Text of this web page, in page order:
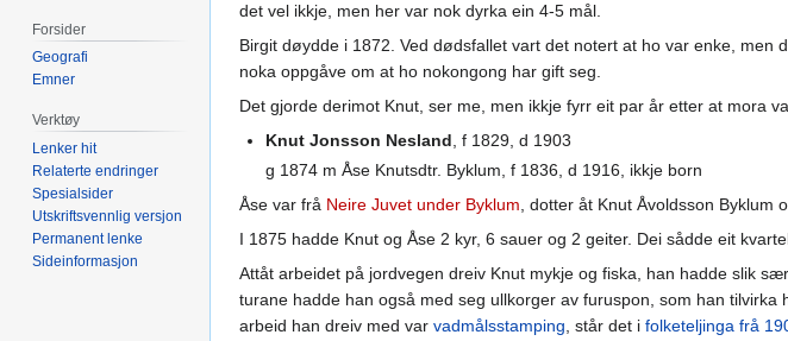
det vel ikkje, men her var nok dyrka ein 4-5 mål.
Birgit døydde i 1872. Ved dødsfallet vart det notert at ho var enke,
noka oppgåve om at ho nokongong har gift seg.
Det gjorde derimot Knut, ser me, men ikkje fyrr eit par år etter at mora
Knut Jonsson Nesland, f 1829, d 1903
g 1874 m Åse Knutsdtr. Byklum, f 1836, d 1916, ikkje born
Åse var frå Neire Juvet under Byklum, dotter åt Knut Åvoldsson Byklum
I 1875 hadde Knut og Åse 2 kyr, 6 sauer og 2 geiter. Dei sådde eit
Attåt arbeidet på jordvegen dreiv Knut mykje og fiska, han hadde slik
turane hadde han også med seg ullkorger av furuspon, som han
arbeid han dreiv med var vadmålsstamping, står det i folketeljinga frå
Forsider
Geografi
Emner
Verktøy
Lenker hit
Relaterte endringer
Spesialsider
Utskriftsvennlig versjon
Permanent lenke
Sideinformasjon